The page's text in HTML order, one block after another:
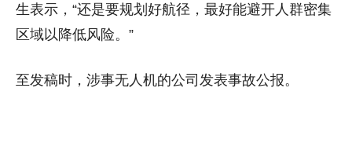
生表示，“还是要规划好航径，最好能避开人群密集
区域以降低风险。”
至发稿时，涉事无人机的公司发表事故公报。